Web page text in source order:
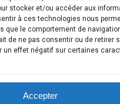
stocker et/ou accéder aux
à ces technologies nous
que le comportement de
de ne pas consentir ou de retirer
un effet négatif sur certaines
Accepter